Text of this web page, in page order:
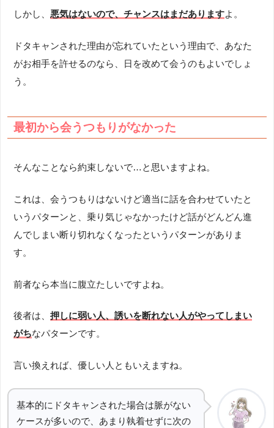
しかし、 悪気はないので、チャンスはまだありますよ。
ドタキャンされた理由が忘れていたという理由で、あなた
がお相手を許せるのなら、日を改めて会うのもよいでしょ
う。
最初から会うつもりがなかった
そんなことなら約束しないで…と思いますよね。
これは、会うつもりはないけど適当に話を合わせていたと
いうパターンと、乗り気じゃなかったけど話がどんどん進
んでしまい断り切れなくなったというパターンがありま
す。
前者なら本当に腹立たしいですよね。
後者は、押しに弱い人、誘いを断れない人がやってしまい
がちなパターンです。
言い換えれば、優しい人ともいえますね。
基本的にドタキャンされた場合は脈がない
ケースが多いので、あまり執着せずに次の